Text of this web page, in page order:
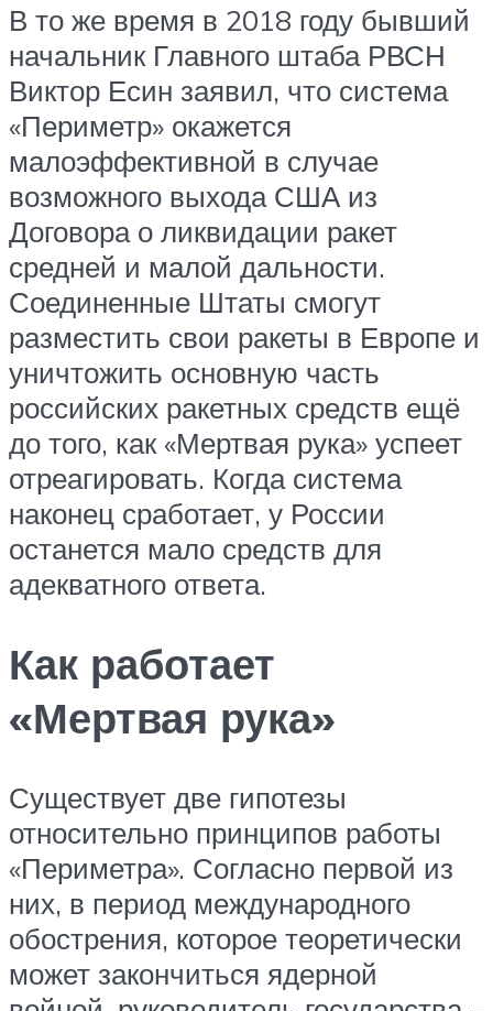
В то же время в 2018 году бывший
начальник Главного штаба РВСН
Виктор Есин заявил, что система
«Периметр» окажется
малоэффективной в случае
возможного выхода США из
Договора о ликвидации ракет
средней и малой дальности.
Соединенные Штаты смогут
разместить свои ракеты в Европе и
уничтожить основную часть
российских ракетных средств ещё
до того, как «Мертвая рука» успеет
отреагировать. Когда система
наконец сработает, у России
останется мало средств для
адекватного ответа.
Как работает
«Мертвая рука»
Существует две гипотезы
относительно принципов работы
«Периметра». Согласно первой из
них, в период международного
обострения, которое теоретически
может закончиться ядерной